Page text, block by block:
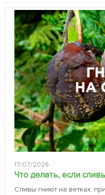
17/07/2026
Что делать, если
Сливы гниют на ветках: